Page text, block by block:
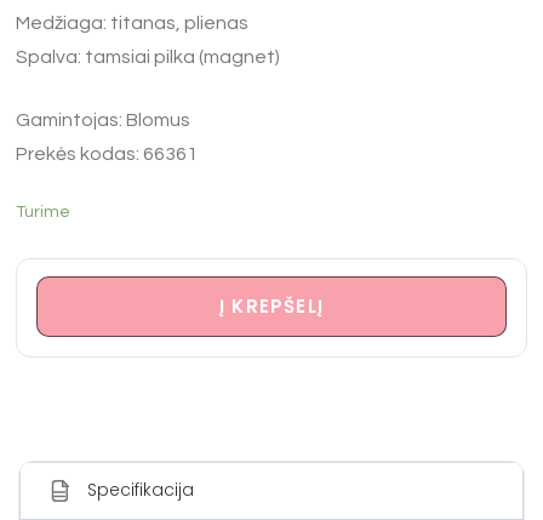
Medžiaga: titanas, plienas
Spalva: tamsiai pilka (magnet)
Gamintojas: Blomus
Prekės kodas: 66361
Turime
Į KREPŠELĮ
Specifikacija